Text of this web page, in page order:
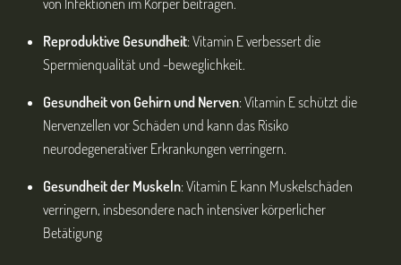
Reproduktive Gesundheit: Vitamin E verbessert die
Spermienqualität und -beweglichkeit.
Gesundheit von Gehirn und Nerven: Vitamin E schützt die
Nervenzellen vor Schäden und kann das Risiko
neurodegenerativer Erkrankungen verringern.
Gesundheit der Muskeln: Vitamin E kann Muskelschäden
verringern, insbesondere nach intensiver körperlicher
Betätigung